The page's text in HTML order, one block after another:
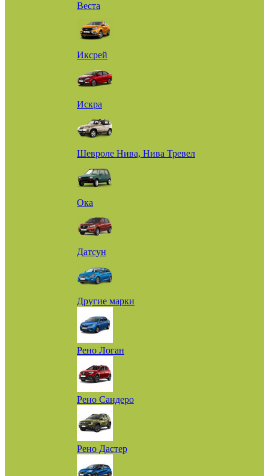
Веста
Иксрей
Искра
Шевроле Нива, Нива Тревел
Ока
Датсун
Другие марки
Рено Логан
Рено Сандеро
Рено Дастер